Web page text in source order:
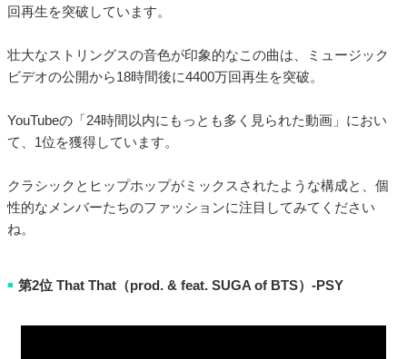
回再生を突破しています。
壮大なストリングスの音色が印象的なこの曲は、ミュージック
ビデオの公開から18時間後に4400万回再生を突破。
YouTubeの「24時間以内にもっとも多く見られた動画」におい
て、1位を獲得しています。
クラシックとヒップホップがミックスされたような構成と、個
性的なメンバーたちのファッションに注目してみてください
ね。
■ 第2位 That That（prod. & feat. SUGA of BTS）-PSY